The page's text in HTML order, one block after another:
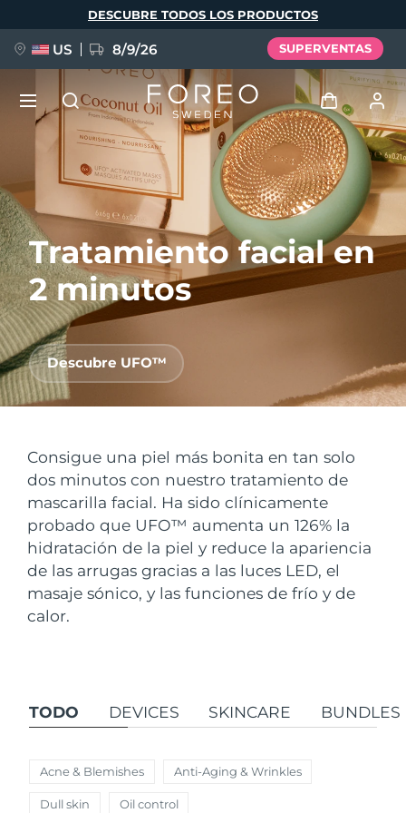
Tratamiento facial en
2 minutos
Descubre UFO™
Consigue una piel más bonita en tan solo
dos minutos con nuestro tratamiento de
mascarilla facial. Ha sido clínicamente
probado que UFO™ aumenta un 126% la
hidratación de la piel y reduce la apariencia
de las arrugas gracias a las luces LED, el
masaje sónico, y las funciones de frío y de
calor.
TODO DEVICES SKINCARE BUNDLES
Acne & Blemishes Anti-Aging & Wrinkles
Dull skin Oil control
DESCUBRE TODOS LOS PRODUCTOS
US 8/9/26 SUPERVENTAS
Iniciar sesión
Perfil de usuario
Mis dispositivos
Mis suscripciones
NUEVO
FAQ™ Pure Beauty-Tech Elixir
BREAKING NEWS
issa™ Teeth Whitening Set
FAQ™ Dual LED Panel
POPULAR
Idioma
English Deutsch
Español
Français
Italiano
Português
Polski
Svenska
Türkçe
简体中文
País de envío
Estados Unidos Entrega prevista8/9/26
Reino Unido Entrega prevista
España Entrega prevista8/8/26
Australia Entrega prevista8/11/26
Canadá Entrega prevista8/12/26
Australia